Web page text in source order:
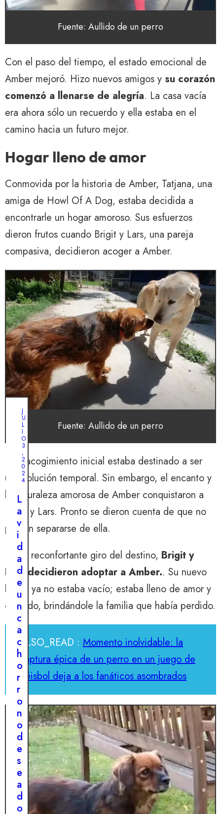
Fuente: Aullido de un perro
Con el paso del tiempo, el estado emocional de
Amber mejoró. Hizo nuevos amigos y su corazón
comenzó a llenarse de alegría. La casa vacía
era ahora sólo un recuerdo y ella estaba en el
camino hacia un futuro mejor.
Hogar lleno de amor
Conmovida por la historia de Amber, Tatjana, una
amiga de Howl Of A Dog, estaba decidida a
encontrarle un hogar amoroso. Sus esfuerzos
dieron frutos cuando Brigit y Lars, una pareja
compasiva, decidieron acoger a Amber.
Fuente: Aullido de un perro
Este acogimiento inicial estaba destinado a ser
una solución temporal. Sin embargo, el encanto y
la naturaleza amorosa de Amber conquistaron a
Brigit y Lars. Pronto se dieron cuenta de que no
podían separarse de ella.
En un reconfortante giro del destino, Brigit y
Lars decidieron adoptar a Amber.. Su nuevo
hogar ya no estaba vacío; estaba lleno de amor y
cuidado, brindándole la familia que había perdido.
ALSO_READ : Momento inolvidable: la
captura épica de un perro en un juego de
béisbol deja a los fanáticos asombrados
J
U
L
I
O
3
,
2
0
2
4
L
a
v
i
d
a
d
e
u
n
c
a
c
h
o
r
r
o
n
o
d
e
s
e
a
d
o